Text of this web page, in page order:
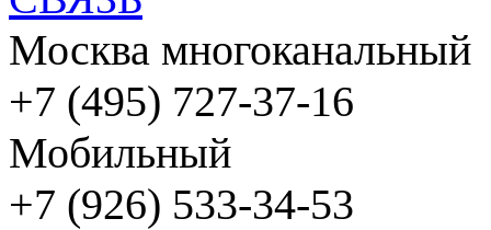
Москва многоканальный
+7 (495) 727-37-16
Мобильный
+7 (926) 533-34-53